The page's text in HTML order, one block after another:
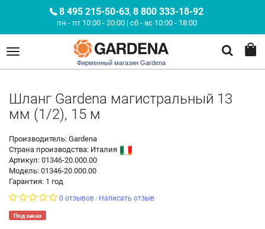
8 495 215-50-63, 8 800 333-18-92
пн - пт 10:00 - 20:00 | сб - вс 10:00 - 18:00
Фирменный магазин Gardena
Шланг Gardena магистральный 13
мм (1/2), 15 м
Производитель: Gardena
Страна производства: Италия
Артикул: 01346-20.000.00
Модель: 01346-20.000.00
Гарантия: 1 год
0 отзывов / Написать отзыв
Под заказ